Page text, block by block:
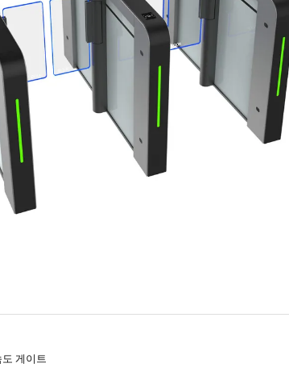
도 게이트